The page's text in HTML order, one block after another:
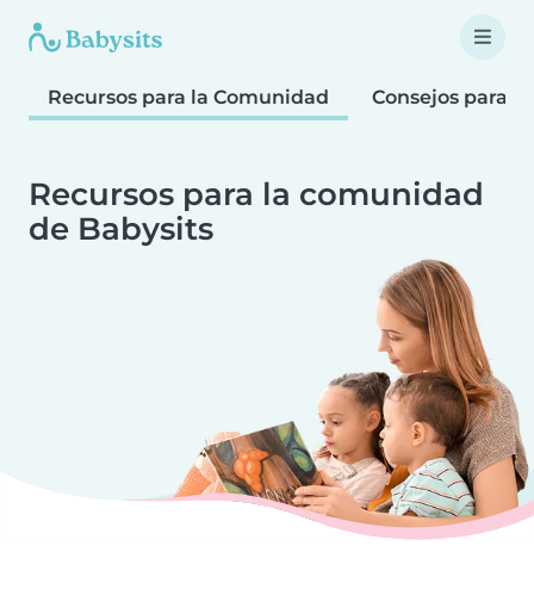
Recursos para la Comunidad Consejos para
Recursos para la comunidad
de Babysits